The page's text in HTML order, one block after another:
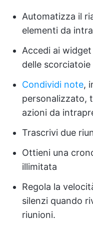
Automatizza il
elementi da
Accedi ai
delle scorciatoie
Condividi note,
personalizzato,
azioni da
Trascrivi due
Ottieni una
illimitata
Regola la
silenzi quando
riunioni.